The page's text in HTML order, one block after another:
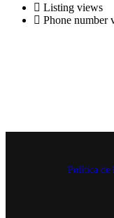
Listing views
Phone number
Política de